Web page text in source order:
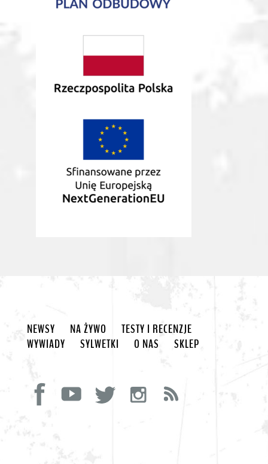
NEWSY NA ŻYWO
TESTY I RECENZJE
WYWIADY
SYLWETKI O NAS SKLEP